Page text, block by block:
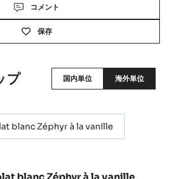
コメント
保存
プ 国内単位 海外単位
blanc Zéphyr à la vanille